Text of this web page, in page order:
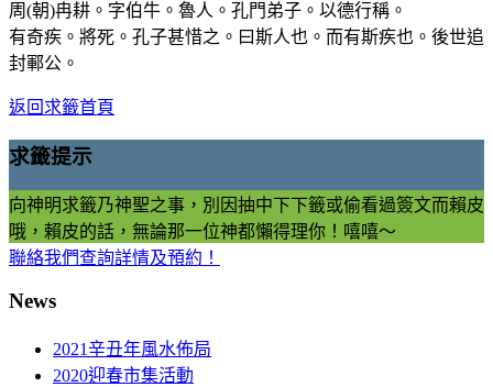
周(朝)冉耕。字伯牛。魯人。孔門弟子。以德行稱。
有奇疾。將死。孔子甚惜之。曰斯人也。而有斯疾也。後世追
封鄆公。
返回求籤首頁
求籤提示
向神明求籤乃神聖之事，別因抽中下下籤或偷看過簽文而賴皮
哦，賴皮的話，無論那一位神都懶得理你！嘻嘻～
聯絡我們查詢詳情及預約！
News
2021辛丑年風水佈局
2020迎春市集活動